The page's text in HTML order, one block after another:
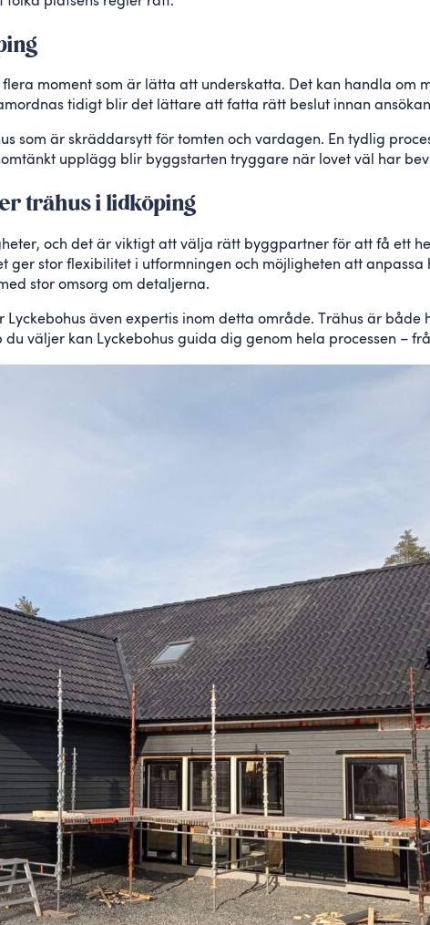
moment som är lätta att underskatta. Det kan handla om
tidigt blir det lättare att fatta rätt beslut innan ansökan
som är skräddarsytt för tomten och vardagen. En tydlig
upplägg blir byggstarten tryggare när lovet väl har
trähus i lidköping
och det är viktigt att välja rätt byggpartner för att få ett
ger stor flexibilitet i utformningen och möjligheten att
stor omsorg om detaljerna.
Lyckebohus även expertis inom detta område. Trähus är
väljer kan Lyckebohus guida dig genom hela processen –